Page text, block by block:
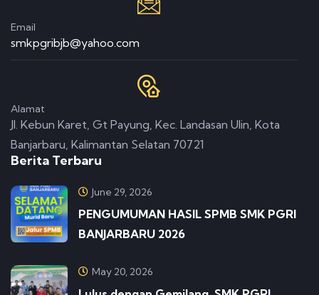
Email
smkpgribjb@yahoo.com
Alamat
Jl. Kebun Karet, Gt Payung, Kec. Landasan Ulin, Kota
Banjarbaru, Kalimantan Selatan 70721
Berita Terbaru
June 29, 2026
PENGUMUMAN HASIL SPMB SMK PGRI
BANJARBARU 2026
May 20, 2026